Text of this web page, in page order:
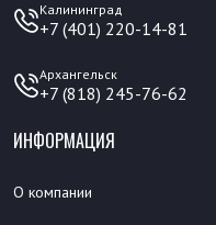
Калининград
+7 (401) 220-14-81
Архангельск
+7 (818) 245-76-62
ИНФОРМАЦИЯ
О компании